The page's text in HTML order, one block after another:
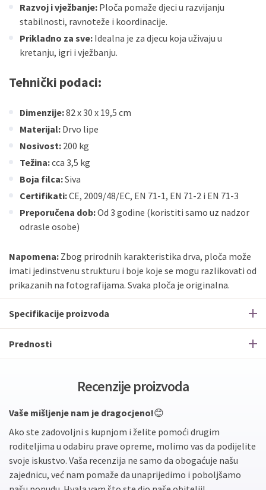
Razvoj i vježbanje: Ploča pomaže djeci u razvijanju
stabilnosti, ravnoteže i koordinacije.
Prikladno za sve: Idealna je za djecu koja uživaju u
kretanju, igri i vježbanju.
Tehnički podaci:
Dimenzije:82 x 30 x 19,5 cm
Materijal: Drvo lipe
Nosivost: 200 kg
Težina:cca 3,5 kg
Boja filca:Siva
Certifikati:CE, 2009/48/EC, EN 71-1, EN 71-2 i EN 71-3
Preporučena dob:Od 3 godine (koristiti samo uz nadzor
odrasle osobe)
Napomena: Zbog prirodnih karakteristika drva, ploča može
imati jedinstvenu strukturu i boje koje se mogu razlikovati od
prikazanih na fotografijama. Svaka ploča je originalna.
Specifikacije proizvoda
Prednosti
Recenzije proizvoda
Vaše mišljenje nam je dragocjeno!😊
Ako ste zadovoljni s kupnjom i želite pomoći drugim
roditeljima u odabiru prave opreme, molimo vas da podijelite
svoje iskustvo. Vaša recenzija ne samo da obogaćuje našu
zajednicu, već nam pomaže da unaprijedimo i poboljšamo